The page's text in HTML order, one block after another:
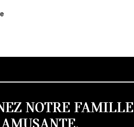
NOTRE FAMILLE